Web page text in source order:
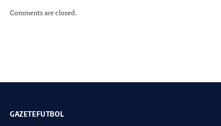
Comments are closed.
GAZETEFUTBOL